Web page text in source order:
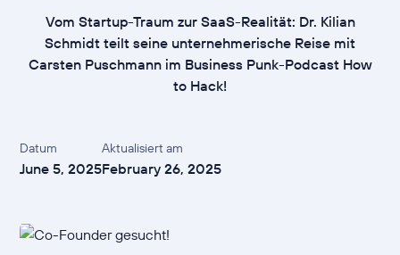
Vom Startup-Traum zur SaaS-Realität: Dr. Kilian
Schmidt teilt seine unternehmerische Reise mit
Carsten Puschmann im Business Punk-Podcast How
to Hack!
Datum
June 5, 2025
Aktualisiert am
February 26, 2025